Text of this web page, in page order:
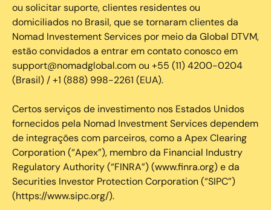
ou solicitar suporte, clientes residentes ou
domiciliados no Brasil, que se tornaram clientes da
Nomad Investement Services por meio da Global DTVM,
estão convidados a entrar em contato conosco em
support@nomadglobal.com ou +55 (11) 4200-0204
(Brasil) / +1 (888) 998-2261 (EUA).
Certos serviços de investimento nos Estados Unidos
fornecidos pela Nomad Investment Services dependem
de integrações com parceiros, como a Apex Clearing
Corporation (“Apex”), membro da Financial Industry
Regulatory Authority (“FINRA”) (www.finra.org) e da
Securities Investor Protection Corporation (“SIPC”)
(https://www.sipc.org/).